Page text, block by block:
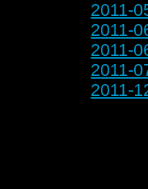
2011-
2011-
2011-
2011-
2011-